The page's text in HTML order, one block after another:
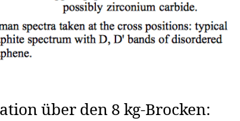
über den 8 kg-Brocken: